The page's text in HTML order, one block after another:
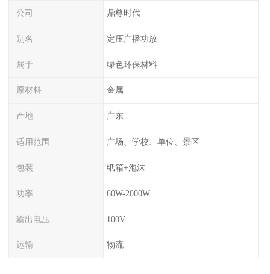
公司 鼎尊时代
别名 定压广播功放
属于 绿色环保材料
原材料 金属
产地 广东
适用范围 广场、学校、单位、景区
包装 纸箱+泡沫
功率 60W-2000W
输出电压 100V
运输 物流